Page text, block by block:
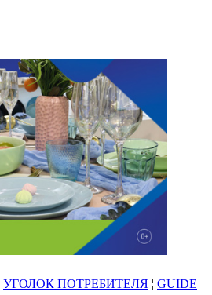
УГОЛОК ПОТРЕБИТЕЛЯ ¦ GUIDE